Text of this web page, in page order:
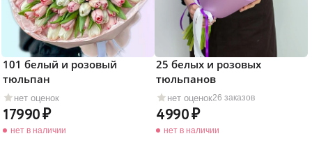
нет оценок
101 белый и розовый
тюльпан
17990
нет в наличии
нет оценок26 заказов
25 белых и розовых
тюльпанов
4990
нет в наличии